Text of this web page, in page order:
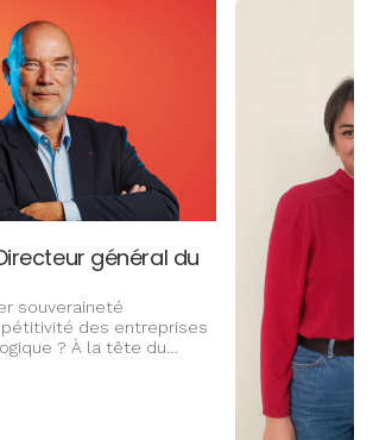
général du
souveraineté
des entreprises
? À la tête du